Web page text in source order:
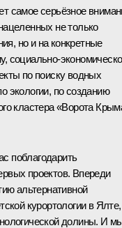
самое серьёзное
не только
но и на конкретные
социально-
по поиску водных
экологии, по созданию
кластера «Ворота
поблагодарить
проектов. Впереди
альтернативной
курортологии в Ялте,
долины. И